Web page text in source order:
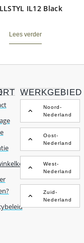
IL12 Black
Lees verder
WERKGEBIED
Noord-
Nederland
Oost-
Nederland
West-
Nederland
Zuid-
Nederland